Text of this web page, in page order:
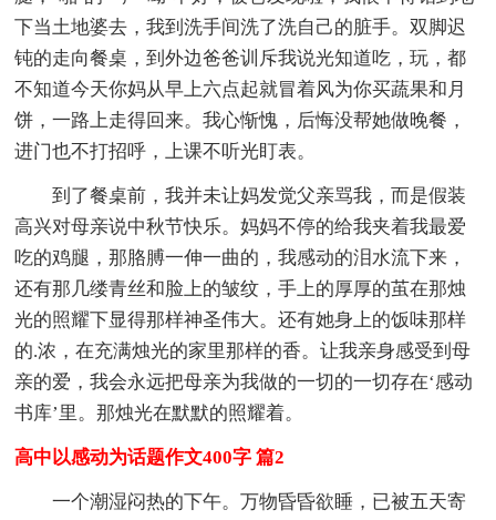
下当土地婆去，我到洗手间洗了洗自己的脏手。双脚迟
钝的走向餐桌，到外边爸爸训斥我说光知道吃，玩，都
不知道今天你妈从早上六点起就冒着风为你买蔬果和月
饼，一路上走得回来。我心惭愧，后悔没帮她做晚餐，
进门也不打招呼，上课不听光盯表。
到了餐桌前，我并未让妈发觉父亲骂我，而是假装
高兴对母亲说中秋节快乐。妈妈不停的给我夹着我最爱
吃的鸡腿，那胳膊一伸一曲的，我感动的泪水流下来，
还有那几缕青丝和脸上的皱纹，手上的厚厚的茧在那烛
光的照耀下显得那样神圣伟大。还有她身上的饭味那样
的.浓，在充满烛光的家里那样的香。让我亲身感受到母
亲的爱，我会永远把母亲为我做的一切的一切存在‘感动
书库’里。那烛光在默默的照耀着。
高中以感动为话题作文400字 篇2
一个潮湿闷热的下午。万物昏昏欲睡，已被五天寄